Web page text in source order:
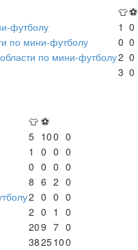
👕⚽
футболу 1 0
по мини-футболу 0 0
по мини-футболу2 0
3 0
👕 ⚽
5 100 0
1 0 0 0
0 0 0 0
8 6 2 0
2 0 0 0
2 0 1
0
209 7 0
3825100